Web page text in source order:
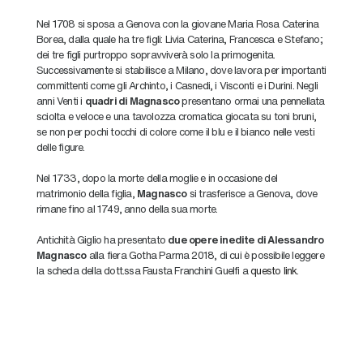
Nel 1708 si sposa a Genova con la giovane Maria Rosa Caterina
Borea, dalla quale ha tre figli: Livia Caterina, Francesca e Stefano;
dei tre figli purtroppo sopravviverà solo la primogenita.
Successivamente si stabilisce a Milano, dove lavora per importanti
committenti come gli Archinto, i Casnedi, i Visconti e i Durini. Negli
anni Venti i quadri di Magnascopresentano ormai una pennellata
sciolta e veloce e una tavolozza cromatica giocata su toni bruni,
se non per pochi tocchi di colore come il blu e il bianco nelle vesti
delle figure.
Nel 1733, dopo la morte della moglie e in occasione del
matrimonio della figlia, Magnascosi trasferisce a Genova, dove
rimane fino al 1749, anno della sua morte.
Antichità Giglio ha presentato due opere inedite di Alessandro
Magnascoalla fiera Gotha Parma 2018, di cui è possibile leggere
la scheda della dott.ssa Fausta Franchini Guelfi aquesto link